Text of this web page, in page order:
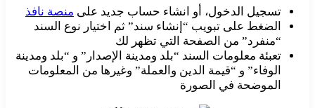
تسجيل الدخول، أو انشاء حساب جديد على منصة نافذ
الضغط على تبويب “إنشاء سند” ثم اختيار نوع السند
“منفرد” من الصفحة التي تظهر لك
تعبئة معلومات السند “بلد ومدينة الإصدار” و “بلد ومدينة
الوفاء” و “قيمة الدين والعملة” وغيرها من المعلومات
الموضحة في الصورة